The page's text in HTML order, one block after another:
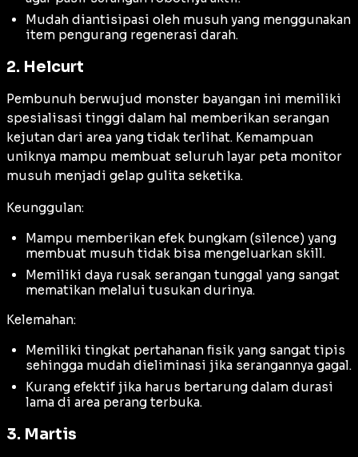
Mudah diantisipasi oleh musuh yang menggunakan
item pengurang regenerasi darah.
2. Helcurt
Pembunuh berwujud monster bayangan ini memiliki
spesialisasi tinggi dalam hal memberikan serangan
kejutan dari area yang tidak terlihat. Kemampuan
uniknya mampu membuat seluruh layar peta monitor
musuh menjadi gelap gulita seketika.
Keunggulan:
Mampu memberikan efek bungkam (silence) yang
membuat musuh tidak bisa mengeluarkan skill.
Memiliki daya rusak serangan tunggal yang sangat
mematikan melalui tusukan durinya.
Kelemahan:
Memiliki tingkat pertahanan fisik yang sangat tipis
sehingga mudah dieliminasi jika serangannya gagal.
Kurang efektif jika harus bertarung dalam durasi
lama di area perang terbuka.
3. Martis